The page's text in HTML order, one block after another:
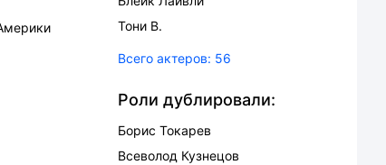
Тони В.
Всего актеров: 56
Роли дублировали:
Борис Токарев
Всеволод Кузнецов